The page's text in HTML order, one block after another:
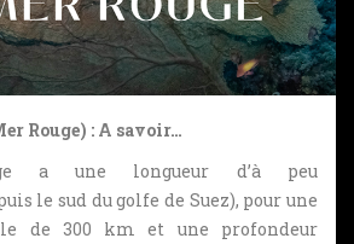
Rouge) : A savoir…
a une longueur d’à peu
le sud du golfe de Suez), pour une
de 300 km et une profondeur